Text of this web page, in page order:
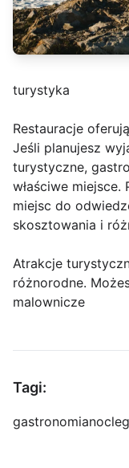
turystyka
Restauracje
Jeśli planujesz
turystyczne,
właściwe
miejsc do
skosztowania i
Atrakcje
różnorodne.
malownicze
Tagi:
gastronomia